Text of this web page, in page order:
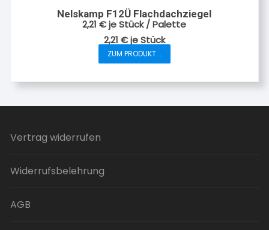
Nelskamp F12Ü Flachdachziegel
2,21€je Stück / Palette
2,21 €jeStück
ZUM PRODUKT...
Dieses
weist
mehrere
Vertrag widerrufen
Widerrufsbelehrung
AGB